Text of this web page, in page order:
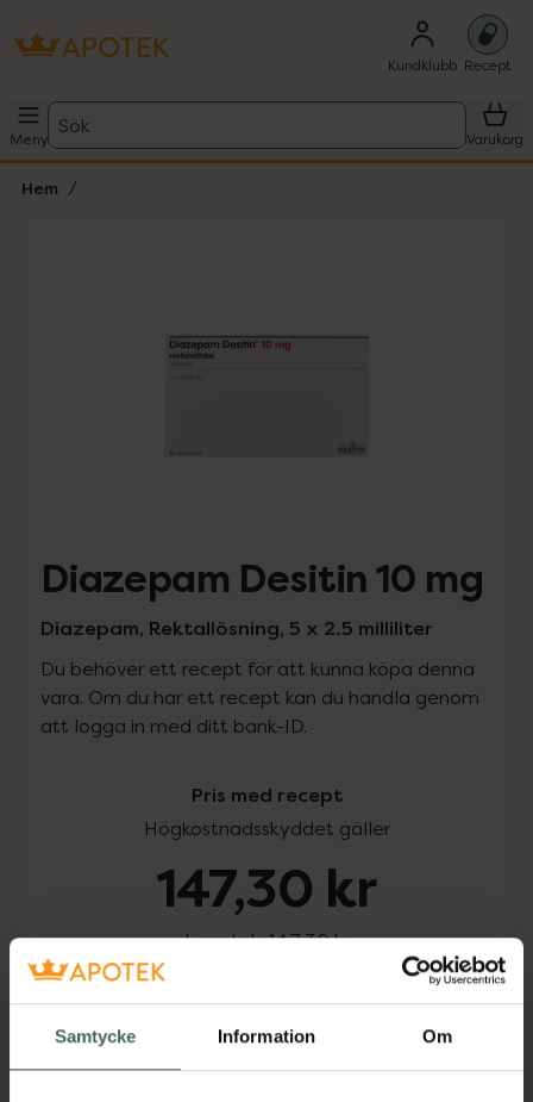
Samtycke Information Om
Kundklubb Recept
Meny
Sök
Varukorg
Hem
Diazepam Desitin 10 mg
Diazepam, Rektallösning, 5 x 2.5 milliliter
Du behöver ett recept för att kunna köpa denna
vara. Om du har ett recept kan du handla genom
att logga in med ditt bank-ID.
Pris med recept
Högkostnadsskyddet gäller
147,30 kr
I apotek:147,30 kr
Köp via ditt recept